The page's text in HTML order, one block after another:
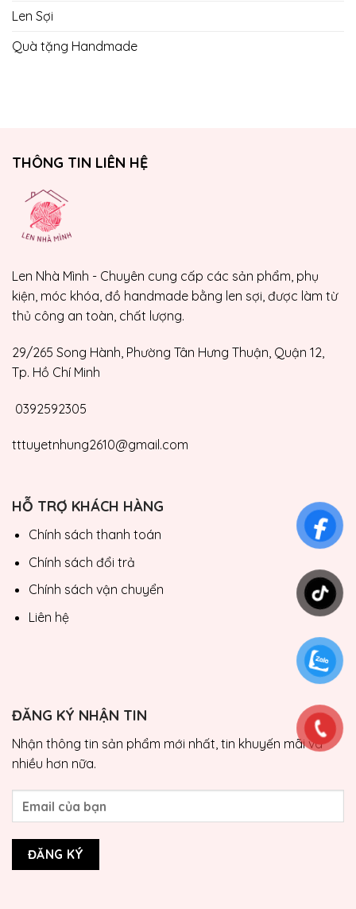
Len Sợi
Quà tặng Handmade
THÔNG TIN LIÊN HỆ
Len Nhà Mình - Chuyên cung cấp các sản phẩm, phụ
kiện, móc khóa, đồ handmade bằng len sợi, được làm từ
thủ công an toàn, chất lượng.
29/265 Song Hành, Phường Tân Hưng Thuận, Quận 12,
Tp. Hồ Chí Minh
0392592305
tttuyetnhung2610@gmail.com
HỖ TRỢ KHÁCH HÀNG
Chính sách thanh toán
Chính sách đổi trả
Chính sách vận chuyển
Liên hệ
ĐĂNG KÝ NHẬN TIN
Nhận thông tin sản phẩm mới nhất, tin khuyến mãi và
nhiều hơn nữa.